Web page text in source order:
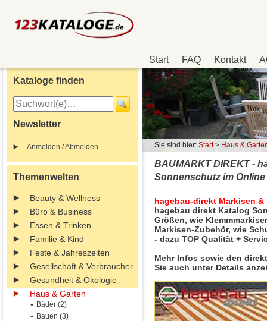
Start FAQ Kontakt
Kataloge finden
Newsletter
Anmelden / Abmelden
Themenwelten
Beauty & Wellness
Büro & Business
Essen & Trinken
Familie & Kind
Feste & Jahreszeiten
Gesellschaft & Verbraucher
Gesundheit & Ökologie
Haus & Garten
Bäder (2)
Bauen (3)
Sie sind hier: Start> Haus &
BAUMARKT DIREKT -
Sonnenschutz im
hagebau-direkt Markisen
hagebau direkt Katalog
Größen, wie
Markisen-Zubehör, wie
- dazu TOP Qualität +
Mehr Infos sowie den
Sie auch unter Details